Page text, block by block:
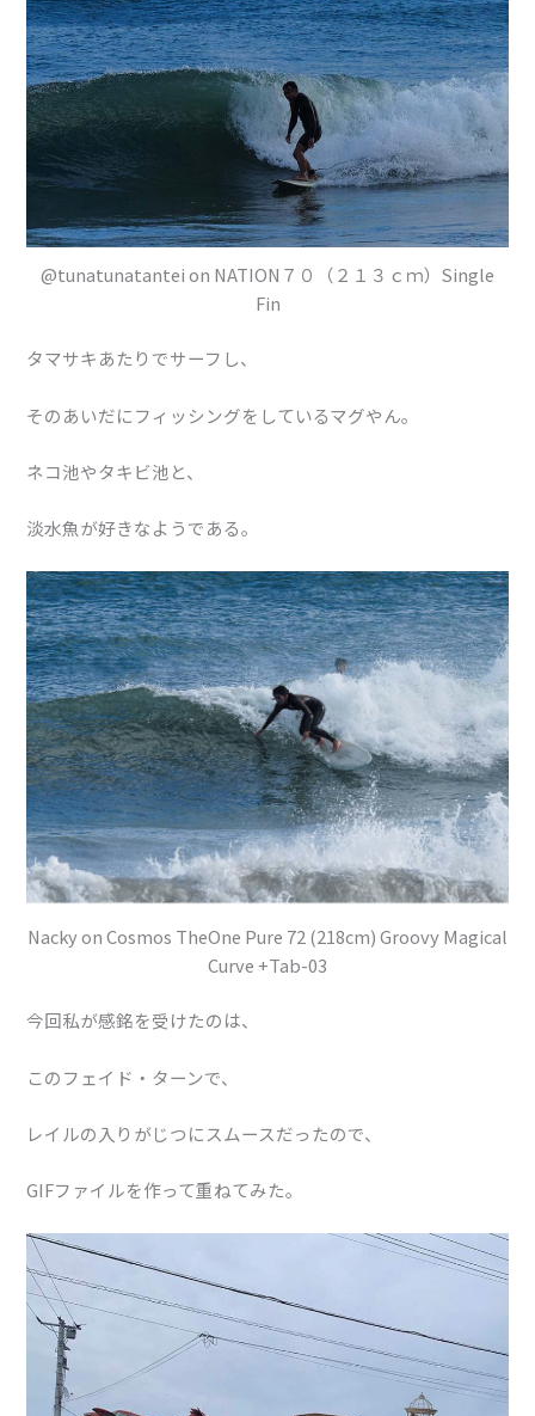
@tunatunatantei on NATION７０（２１３ｃｍ）Single
Fin
タマサキあたりでサーフし、
そのあいだにフィッシングをしているマグやん。
ネコ池やタキビ池と、
淡水魚が好きなようである。
Nacky on Cosmos TheOne Pure 72 (218cm) Groovy Magical
Curve +Tab-03
今回私が感銘を受けたのは、
このフェイド・ターンで、
レイルの入りがじつにスムースだったので、
GIFファイルを作って重ねてみた。